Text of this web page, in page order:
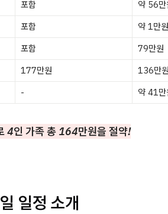
포함
약 56만
포함
약 1만원
포함
79만원
177만원
136만
- 약 41
4인 가족 총 164만원을 절약!
일정 소개